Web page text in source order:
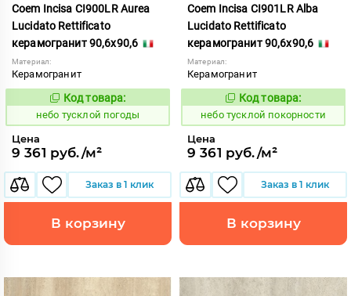
Coem Incisa CI900LR Aurea
Lucidato Rettificato
керамогранит 90,6x90,6
Материал:
Керамогранит
1122696
Код товара:
небо тусклой погоды
Цена
9 361 руб./м²
Заказ в 1 клик
В корзину
Coem Incisa CI901LR Alba
Lucidato Rettificato
керамогранит 90,6x90,6
Материал:
Керамогранит
1122697
Код товара:
небо тусклой покорности
Цена
9 361 руб./м²
Заказ в 1 клик
В корзину